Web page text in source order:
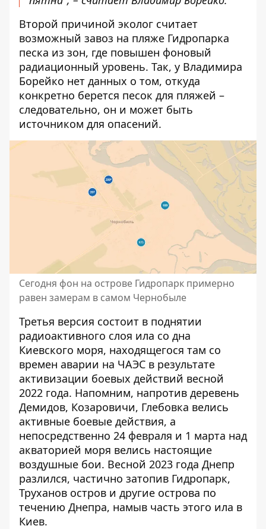
Второй причиной эколог считает
возможный завоз на пляже Гидропарка
песка из зон, где повышен фоновый
радиационный уровень. Так, у Владимира
Борейко нет данных о том, откуда
конкретно берется песок для пляжей –
следовательно, он и может быть
источником для опасений.
Сегодня фон на острове Гидропарк примерно
равен замерам в самом Чернобыле
Третья версия состоит в поднятии
радиоактивного слоя ила со дна
Киевского моря, находящегося там со
времен аварии на ЧАЭС в результате
активизации боевых действий весной
2022 года. Напомним, напротив деревень
Демидов, Козаровичи, Глебовка велись
активные боевые действия, а
непосредственно 24 февраля и 1 марта над
акваторией моря велись настоящие
воздушные бои. Весной 2023 года Днепр
разлился, частично затопив Гидропарк,
Труханов остров и другие острова по
течению Днепра, намыв часть этого ила в
Киев.